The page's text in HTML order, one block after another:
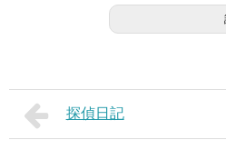
探偵日記